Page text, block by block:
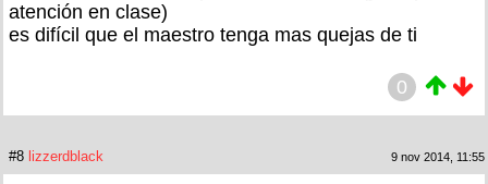
atención en clase)
es difícil que el maestro tenga mas quejas de ti
0
#8 lizzerdblack 9 nov 2014, 11:55